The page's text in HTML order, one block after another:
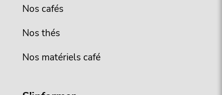
Nos cafés
Nos thés
Nos matériels café